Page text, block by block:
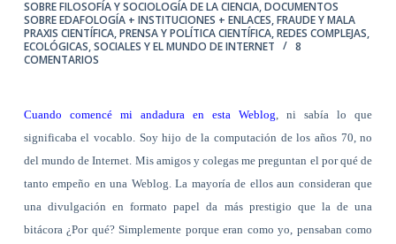
SOBRE FILOSOFÍA Y SOCIOLOGÍA DE LA CIENCIA,DOCUMENTOS
SOBRE EDAFOLOGÍA + INSTITUCIONES + ENLACES,FRAUDE Y MALA
PRAXIS CIENTÍFICA,PRENSA Y POLÍTICA CIENTÍFICA,REDES COMPLEJAS,
ECOLÓGICAS, SOCIALES Y EL MUNDO DE INTERNET
8
COMENTARIOS
Cuando comencé mi andadura en esta Weblog , ni sabía lo que
significaba el vocablo. Soy hijo de la computación de los años 70, no
del mundo de Internet. Mis amigos y colegas me preguntan el por qué de
tanto empeño en una Weblog. La mayoría de ellos aun consideran que
una divulgación en formato papel da más prestigio que la de una
bitácora ¿Por qué? Simplemente porque eran como yo, pensaban como